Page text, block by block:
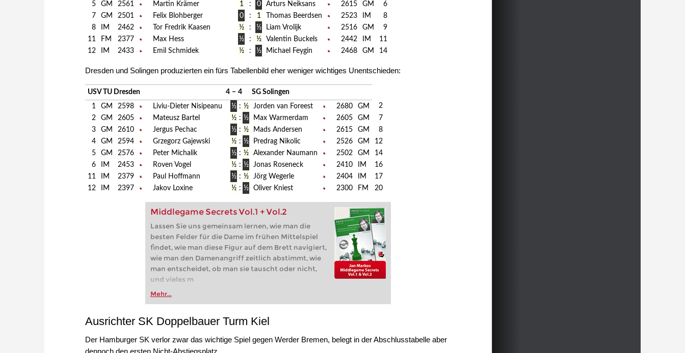
5
GM 2561 Martin Krämer 1 : 0 Arturs Neiksans 2615 GM
6
7
GM 2501 Felix Blohberger 0 : 1 Thomas Beerdsen 2523 IM
8
8
IM 2462 Tor Fredrik Kaasen ½ : ½ Liam Vrolijk 2516 GM
9
11
FM 2377 Max Hess ½ : ½ Valentin Buckels 2442 IM
11
12
IM 2433 Emil Schmidek ½ : ½ Michael Feygin 2468 GM 14
Dresden und Solingen produzierten ein fürs Tabellenbild eher weniger wichtiges Unentschieden:
USV TU Dresden 4 − 4
SG Solingen
1
GM 2598 Liviu-Dieter Nisipeanu ½ : ½ Jorden van Foreest 2680 GM
2
2
GM 2605 Mateusz Bartel ½ : ½ Max Warmerdam 2605 GM
7
3
GM 2610 Jergus Pechac ½ : ½ Mads Andersen 2615 GM
8
4
GM 2594 Grzegorz Gajewski ½ : ½ Predrag Nikolic 2526 GM
12
5
GM 2576 Peter Michalik ½ : ½ Alexander Naumann 2502 GM
14
6
IM 2453 Roven Vogel ½ : ½ Jonas Roseneck 2410 IM
16
11
IM 2379 Paul Hoffmann ½ : ½ Jörg Wegerle 2404 IM
17
12
IM 2397 Jakov Loxine ½ : ½ Oliver Kniest 2300 FM 20
Middlegame Secrets Vol.1 + Vol.2
Lassen Sie uns gemeinsam lernen, wie man die
besten Felder für die Dame im frühen Mittelspiel
findet, wie man diese Figur auf dem Brett navigiert,
wie man den Damenangriff zeitlich abstimmt, wie
man entscheidet, ob man sie tauscht oder nicht,
und vieles m
Mehr...
Ausrichter SK Doppelbauer Turm Kiel
Der Hamburger SK verlor zwar das wichtige Spiel gegen Werder Bremen, belegt in der Abschlusstabelle aber
dennoch den ersten Nicht-Abstiegsplatz.